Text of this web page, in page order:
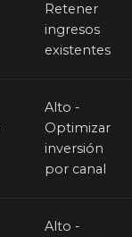
Retener
ingresos
existentes
Alto -
Optimizar
inversión
por canal
Alto -